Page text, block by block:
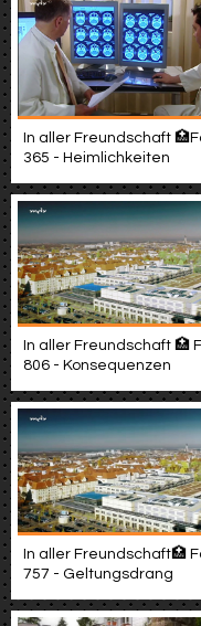
In aller Freundschaft
365 - Heimlichkeiten
In aller Freundschaft 🏥
806 - Konsequenzen
In aller Freundschaft🏥
757 - Geltungsdrang